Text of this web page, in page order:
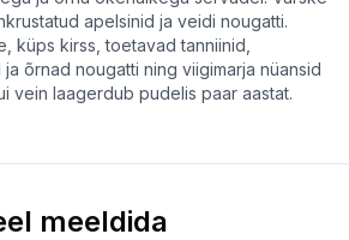
apelsinid ja veidi nougatti.
küps kirss, toetavad tanniinid,
õrnad nougatti ning viigimarja nüansid
vein laagerdub pudelis paar aastat.
meeldida